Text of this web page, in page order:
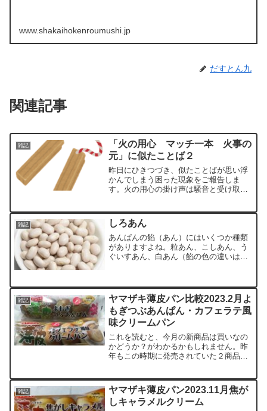
www.shakaihokenroumushi.jp
だすとん九
関連記事
雑記
「火の用心 マッチ一本 火事の
元」に似たことば２
昨日にひきつづき、似たことばが思い浮
かんでしまう困った現象をご報告しま
す。火の用心の掛け声は騒音と受け取っ
んが、掛け声は取りやめで拍子木だけに
なり、昨今では消防車（？）...
雑記 しろあん
あんぱんの餡（あん）にはいくつか種類
がありますよね。粒あん、こしあん、う
ぐいすあん、白あん（餡の色の違いは、
きでした。ちょっと見た目はただのパ
ン。食べたらあんこが控えめ...
雑記
ヤマザキ薄皮パン比較2023.2月よ
もぎつぶあんぱん・カフェラテ風
味クリームパン
これを読むと、今月の新商品は買いなの
かどうか？がわかるかもしれません。昨
年もこの時期に発売されていた２商品を
ぱん春のおいしさ。よもぎを練りこんだ
パン生地につぶあんを包み...
雑記
ヤマザキ薄皮パン2023.11月焦が
しキャラメルクリーム